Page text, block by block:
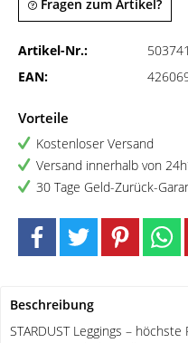
Fragen zum Artikel?
Artikel-Nr.:
EAN:
Vorteile
Kostenloser Versand
Versand innerhalb von
30 Tage Geld-Zurück-
Beschreibung
STARDUST Leggings –